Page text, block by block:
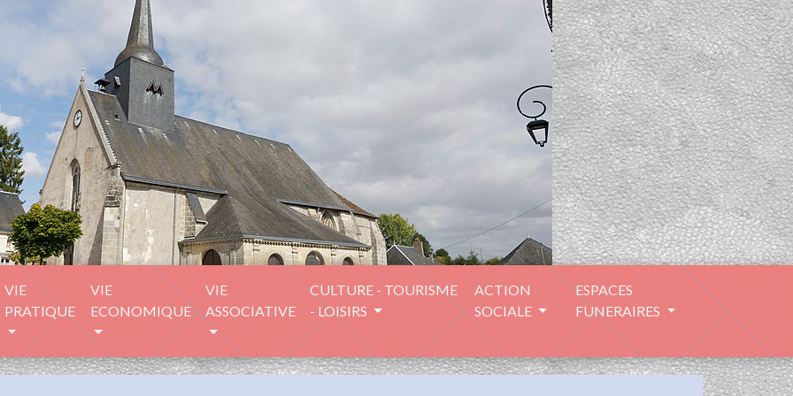
VIE
PRATIQUE
VIE
ECONOMIQUE
VIE
ASSOCIATIVE
CULTURE - TOURISME
- LOISIRS
ACTION
SOCIALE
ESPACES
FUNERAIRES